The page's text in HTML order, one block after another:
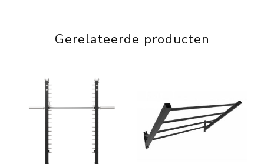
Gerelateerde producten